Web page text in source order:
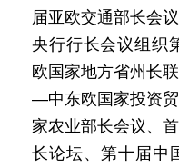
届亚欧交通部长会
央行行长会议组织
欧国家地方省州长
—中东欧国家投资
家农业部长会议、
长论坛、第十届中